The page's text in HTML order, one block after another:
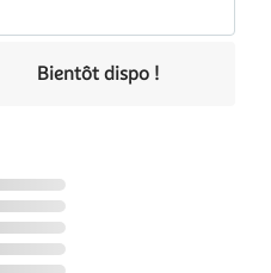
Bientôt dispo !